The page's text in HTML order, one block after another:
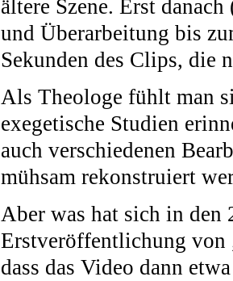
ältere Szene. Erst
und Überarbeitung bis
Sekunden des Clips, die
Als Theologe fühlt man
exegetische Studien
auch verschiedenen
mühsam rekonstruiert
Aber was hat sich in den
Erstveröffentlichung von
dass das Video dann